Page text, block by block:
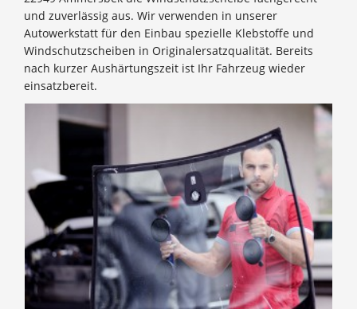
und zuverlässig aus. Wir verwenden in unserer
Autowerkstatt für den Einbau spezielle Klebstoffe und
Windschutzscheiben in Originalersatzqualität. Bereits
nach kurzer Aushärtungszeit ist Ihr Fahrzeug wieder
einsatzbereit.